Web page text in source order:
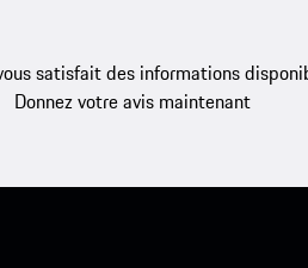
satisfait des informations
Donnez votre avis maintenant